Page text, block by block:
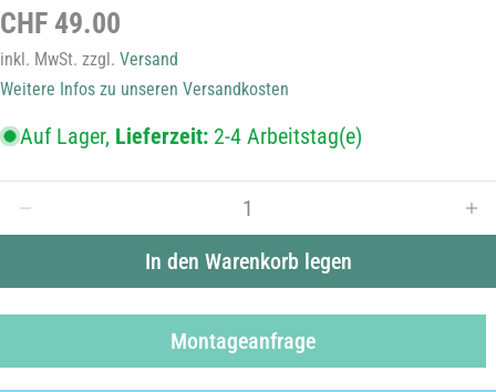
Regulärer
Preis
CHF 49.00
inkl. MwSt. zzgl. Versand
Weitere Infos zu unseren Versandkosten
Auf Lager, Lieferzeit: 2-4 Arbeitstag(e)
Menge für Sichtschutzfolie B42M28 verringern
In den Warenkorb legen
Montageanfrage
Die mit * gekennzeichneten Felder sind Pflichtfelder.
Frage senden